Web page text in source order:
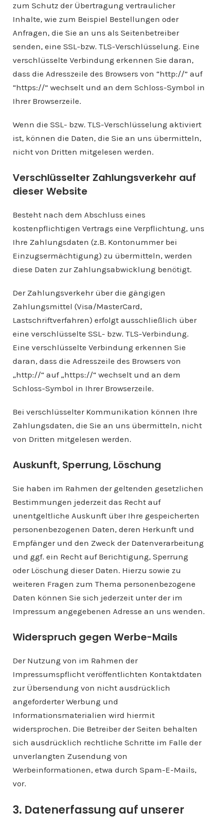
zum Schutz der Übertragung vertraulicher
Inhalte, wie zum Beispiel Bestellungen oder
Anfragen, die Sie an uns als Seitenbetreiber
senden, eine SSL-bzw. TLS-Verschlüsselung. Eine
verschlüsselte Verbindung erkennen Sie daran,
dass die Adresszeile des Browsers von “http://” auf
“https://” wechselt und an dem Schloss-Symbol in
Ihrer Browserzeile.
Wenn die SSL- bzw. TLS-Verschlüsselung aktiviert
ist, können die Daten, die Sie an uns übermitteln,
nicht von Dritten mitgelesen werden.
Verschlüsselter Zahlungsverkehr auf
dieser Website
Besteht nach dem Abschluss eines
kostenpflichtigen Vertrags eine Verpflichtung, uns
Ihre Zahlungsdaten (z.B. Kontonummer bei
Einzugsermächtigung) zu übermitteln, werden
diese Daten zur Zahlungsabwicklung benötigt.
Der Zahlungsverkehr über die gängigen
Zahlungsmittel (Visa/MasterCard,
Lastschriftverfahren) erfolgt ausschließlich über
eine verschlüsselte SSL- bzw. TLS-Verbindung.
Eine verschlüsselte Verbindung erkennen Sie
daran, dass die Adresszeile des Browsers von
„http://“ auf „https://“ wechselt und an dem
Schloss-Symbol in Ihrer Browserzeile.
Bei verschlüsselter Kommunikation können Ihre
Zahlungsdaten, die Sie an uns übermitteln, nicht
von Dritten mitgelesen werden.
Auskunft, Sperrung, Löschung
Sie haben im Rahmen der geltenden gesetzlichen
Bestimmungen jederzeit das Recht auf
unentgeltliche Auskunft über Ihre gespeicherten
personenbezogenen Daten, deren Herkunft und
Empfänger und den Zweck der Datenverarbeitung
und ggf. ein Recht auf Berichtigung, Sperrung
oder Löschung dieser Daten. Hierzu sowie zu
weiteren Fragen zum Thema personenbezogene
Daten können Sie sich jederzeit unter der im
Impressum angegebenen Adresse an uns wenden.
Widerspruch gegen Werbe-Mails
Der Nutzung von im Rahmen der
Impressumspflicht veröffentlichten Kontaktdaten
zur Übersendung von nicht ausdrücklich
angeforderter Werbung und
Informationsmaterialien wird hiermit
widersprochen. Die Betreiber der Seiten behalten
sich ausdrücklich rechtliche Schritte im Falle der
unverlangten Zusendung von
Werbeinformationen, etwa durch Spam-E-Mails,
vor.
3. Datenerfassung auf unserer